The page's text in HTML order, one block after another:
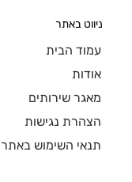
ניווט באתר
עמוד הבית
אודות
מאגר שירותים
הצהרת נגישות
תנאי השימוש באתר